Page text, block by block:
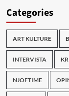
Categories
ART KULTURE
INTERVISTA
NJOFTIME